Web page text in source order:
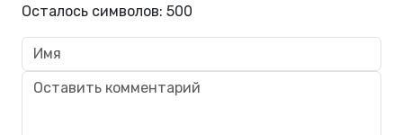
Осталось символов: 500